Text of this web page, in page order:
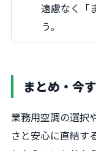
遠慮なく「
う。
まとめ・今
業務用空調の選択
さと安心に直結す